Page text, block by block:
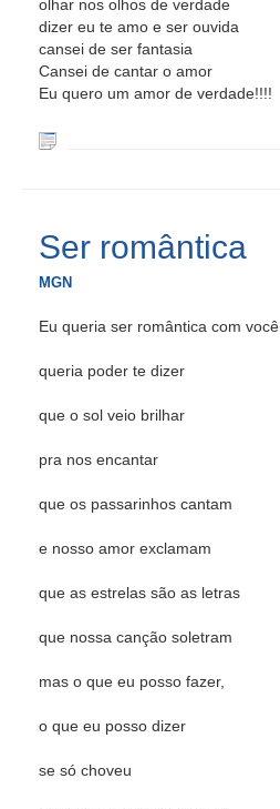
olhar nos olhos de verdade
dizer eu te amo e ser ouvida
cansei de ser fantasia
Cansei de cantar o amor
Eu quero um amor de verdade!!!!
Ser romântica
MGN
Eu queria ser romântica com você
queria poder te dizer
que o sol veio brilhar
pra nos encantar
que os passarinhos cantam
e nosso amor exclamam
que as estrelas são as letras
que nossa canção soletram
mas o que eu posso fazer,
o que eu posso dizer
se só choveu